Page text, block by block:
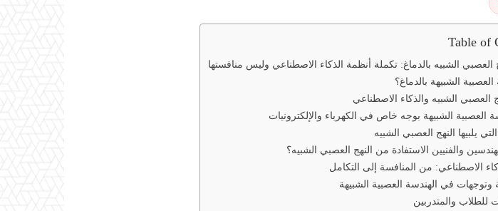
Table of
العصبي الشبيه بالدماغ: تكملة أنظمة الذكاء الاصطناعي وليس منافستها
الشبيهة بالدماغ؟
العصبي الشبيه والذكاء الاصطناعي
العصبية الشبيهة بوجه خاص في الكهرباء والإلكترونيات
يلبيها النهج العصبي الشبيه
والفنيين الاستفادة من النهج العصبي الشبيه؟
الاصطناعي: من المنافسة إلى التكامل
في الهندسة العصبية الشبيهة
للطلاب والمتدربين